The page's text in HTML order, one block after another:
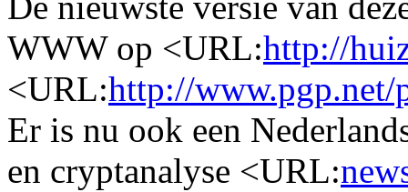
WWW op <URL:http://
<URL:http://
Er is nu ook een
en cryptanalyse <URL: